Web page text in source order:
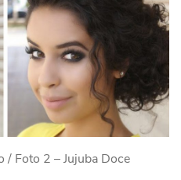
/ Foto 2 – Jujuba Doce